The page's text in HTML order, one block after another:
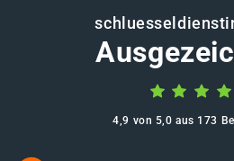
4,9 von 5,0 aus 173